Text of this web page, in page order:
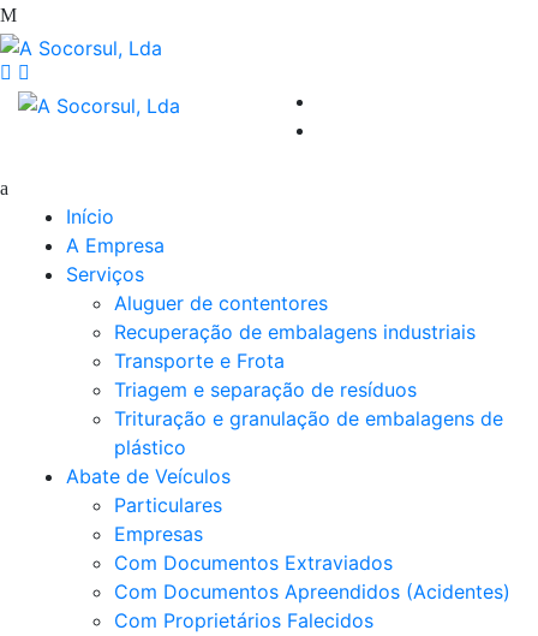
Início
A Empresa
Serviços
Aluguer de contentores
Recuperação de embalagens industriais
Transporte e Frota
Triagem e separação de resíduos
Trituração e granulação de embalagens de
plástico
Abate de Veículos
Particulares
Empresas
Com Documentos Extraviados
Com Documentos Apreendidos (Acidentes)
Com Proprietários Falecidos